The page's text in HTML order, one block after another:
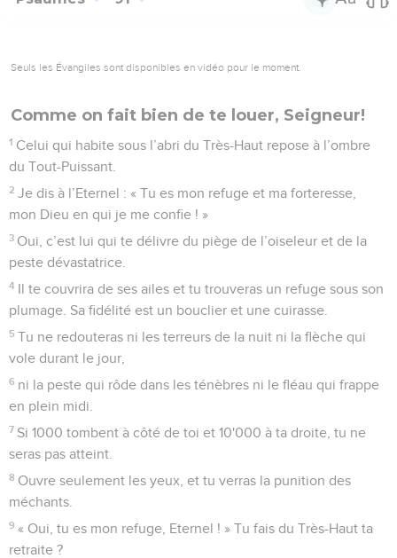
Seuls les Évangiles sont disponibles en vidéo pour le moment.
Comme on fait bien de te louer, Seigneur!
1 Celui qui habite sous l’abri du Très-Haut repose à l’ombre
du Tout-Puissant.
2 Je dis à l’Eternel : « Tu es mon refuge et ma forteresse,
mon Dieu en qui je me confie ! »
3 Oui, c’est lui qui te délivre du piège de l’oiseleur et de la
peste dévastatrice.
4 Il te couvrira de ses ailes et tu trouveras un refuge sous son
plumage. Sa fidélité est un bouclier et une cuirasse.
5 Tu ne redouteras ni les terreurs de la nuit ni la flèche qui
vole durant le jour,
6 ni la peste qui rôde dans les ténèbres ni le fléau qui frappe
en plein midi.
7 Si 1000 tombent à côté de toi et 10'000 à ta droite, tu ne
seras pas atteint.
8 Ouvre seulement les yeux, et tu verras la punition des
méchants.
9 « Oui, tu es mon refuge, Eternel ! » Tu fais du Très-Haut ta
retraite ?